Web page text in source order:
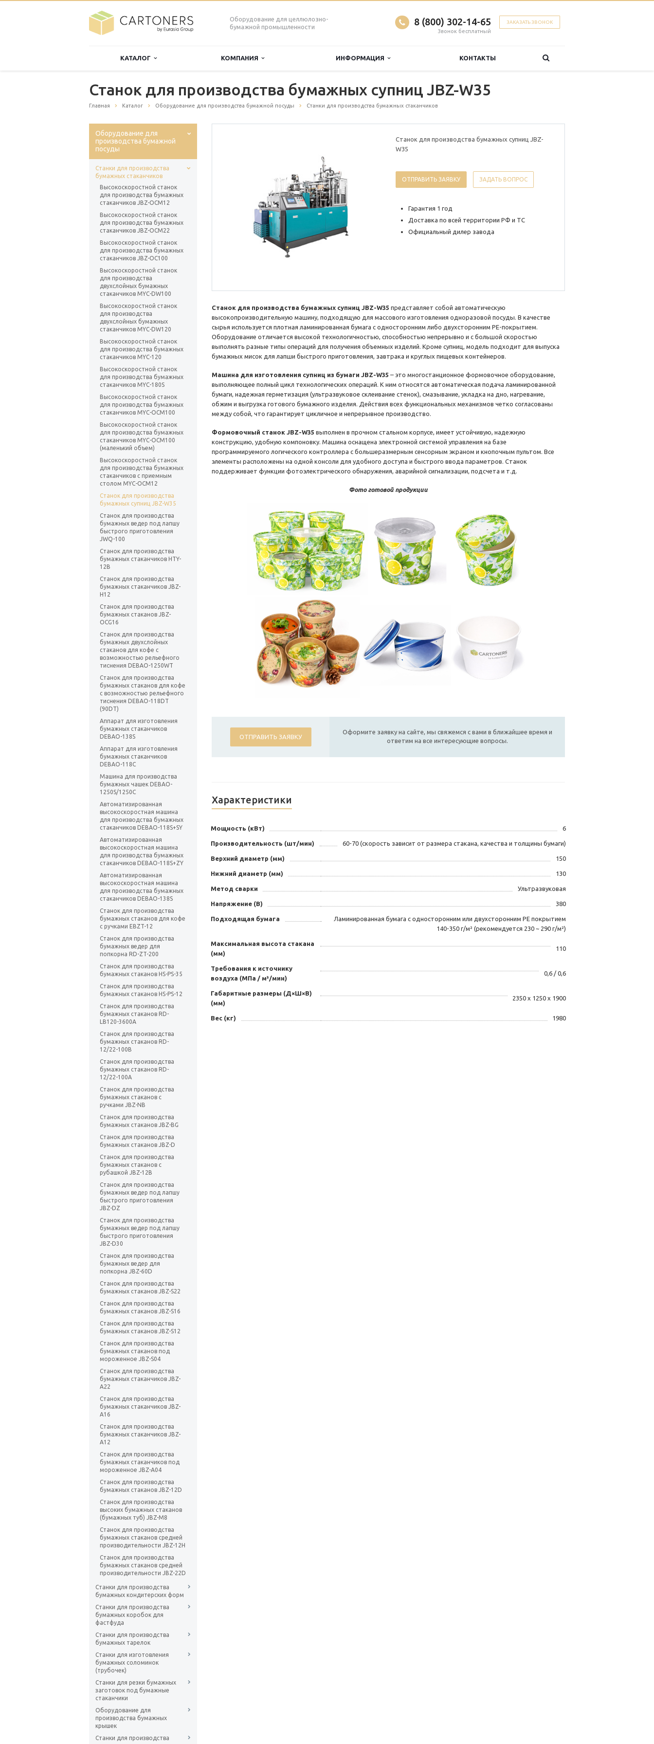
Оборудование для целлюлозно-
бумажной промышленности
ЗАКАЗАТЬ ЗВОНОК
8 (800) 302-14-65
Звонок бесплатный
КАТАЛОГ КОМПАНИЯ ИНФОРМАЦИЯ КОНТАКТЫ
Станок для производства бумажных супниц JBZ-W35
Главная Каталог Оборудование для производства бумажной посуды Станки для производства бумажных стаканчиков
Оборудование для
производства бумажной
посуды
Станки для производства
бумажных стаканчиков
Высокоскоростной станок
для производства бумажных
стаканчиков JBZ-OCM12
Высокоскоростной станок
для производства бумажных
стаканчиков JBZ-OCM22
Высокоскоростной станок
для производства бумажных
стаканчиков JBZ-OC100
Высокоскоростной станок
для производства
двухслойных бумажных
стаканчиков MYC-DW100
Высокоскоростной станок
для производства
двухслойных бумажных
стаканчиков MYC-DW120
Высокоскоростной станок
для производства бумажных
стаканчиков MYC-120
Высокоскоростной станок
для производства бумажных
стаканчиков MYC-180S
Высокоскоростной станок
для производства бумажных
стаканчиков MYC-OCM100
Высокоскоростной станок
для производства бумажных
стаканчиков MYC-OCM100
(маленький объем)
Высокоскоростной станок
для производства бумажных
стаканчиков с приемным
столом MYC-OCM12
Станок для производства
бумажных супниц JBZ-W35
Станок для производства
бумажных ведер под лапшу
быстрого приготовления
JWQ-100
Станок для производства
бумажных стаканчиков HTY-
12B
Станок для производства
бумажных стаканчиков JBZ-
H12
Станок для производства
бумажных стаканов JBZ-
OCG16
Станок для производства
бумажных двухслойных
стаканов для кофе с
возможностью рельефного
тиснения DEBAO-1250WT
Станок для производства
бумажных стаканов для кофе
с возможностью рельефного
тиснения DEBAO-118DT
(90DT)
Аппарат для изготовления
бумажных стаканчиков
DEBAO-138S
Аппарат для изготовления
бумажных стаканчиков
DEBAO-118C
Машина для производства
бумажных чашек DEBAO-
1250S/1250C
Автоматизированная
высокоскоростная машина
для производства бумажных
стаканчиков DEBAO-118S+SY
Автоматизированная
высокоскоростная машина
для производства бумажных
стаканчиков DEBAO-118S+ZY
Автоматизированная
высокоскоростная машина
для производства бумажных
стаканчиков DEBAO-138S
Станок для производства
бумажных стаканов для кофе
с ручками EBZT-12
Станок для производства
бумажных ведер для
попкорна RD-ZT-200
Станок для производства
бумажных стаканов HS-PS-35
Станок для производства
бумажных стаканов HS-PS-12
Станок для производства
бумажных стаканов RD-
LB120-3600A
Станок для производства
бумажных стаканов RD-
12/22-100B
Станок для производства
бумажных стаканов RD-
12/22-100A
Станок для производства
бумажных стаканов с
ручками JBZ-NB
Станок для производства
бумажных стаканов JBZ-BG
Станок для производства
бумажных стаканов JBZ-D
Станок для производства
бумажных стаканов с
рубашкой JBZ-12B
Станок для производства
бумажных ведер под лапшу
быстрого приготовления
JBZ-DZ
Станок для производства
бумажных ведер под лапшу
быстрого приготовления
JBZ-D30
Станок для производства
бумажных ведер для
попкорна JBZ-60D
Станок для производства
бумажных стаканов JBZ-S22
Станок для производства
бумажных стаканов JBZ-S16
Станок для производства
бумажных стаканов JBZ-S12
Станок для производства
бумажных стаканов под
мороженное JBZ-S04
Станок для производства
бумажных стаканчиков JBZ-
A22
Станок для производства
бумажных стаканчиков JBZ-
A16
Станок для производства
бумажных стаканчиков JBZ-
A12
Станок для производства
бумажных стаканчиков под
мороженное JBZ-A04
Станок для производства
бумажных стаканов JBZ-12D
Станок для производства
высоких бумажных стаканов
(бумажных туб) JBZ-M8
Станок для производства
бумажных стаканов средней
производительности JBZ-12H
Станок для производства
бумажных стаканов средней
производительности JBZ-22D
Станки для производства
бумажных кондитерских форм
Станки для производства
бумажных коробок для
фастфуда
Станки для производства
бумажных тарелок
Станки для изготовления
бумажных соломинок
(трубочек)
Станки для резки бумажных
заготовок под бумажные
стаканчики
Оборудование для
производства бумажных
крышек
Станки для производства
Станок для производства бумажных супниц JBZ-
W35
ОТПРАВИТЬ ЗАЯВКУ ЗАДАТЬ ВОПРОС
Гарантия 1 год
Доставка по всей территории РФ и ТС
Официальный дилер завода
Станок для производства бумажных супниц JBZ-W35 представляет собой автоматическую
высокопроизводительную машину, подходящую для массового изготовления одноразовой посуды. В качестве
сырья используется плотная ламинированная бумага с односторонним либо двухсторонним PE-покрытием.
Оборудование отличается высокой технологичностью, способностью непрерывно и с большой скоростью
выполнять разные типы операций для получения объемных изделий. Кроме супниц, модель подходит для выпуска
бумажных мисок для лапши быстрого приготовления, завтрака и круглых пищевых контейнеров.
Машина для изготовления супниц из бумаги JBZ-W35 – это многостанционное формовочное оборудование,
выполняющее полный цикл технологических операций. К ним относятся автоматическая подача ламинированной
бумаги, надежная герметизация (ультразвуковое склеивание стенок), смазывание, укладка на дно, нагревание,
обжим и выгрузка готового бумажного изделия. Действия всех функциональных механизмов четко согласованы
между собой, что гарантирует цикличное и непрерывное производство.
Формовочный станок JBZ-W35 выполнен в прочном стальном корпусе, имеет устойчивую, надежную
конструкцию, удобную компоновку. Машина оснащена электронной системой управления на базе
программируемого логического контроллера с большеразмерным сенсорным экраном и кнопочным пультом. Все
элементы расположены на одной консоли для удобного доступа и быстрого ввода параметров. Станок
поддерживает функции фотоэлектрического обнаружения, аварийной сигнализации, подсчета и т.д.
Фото готовой продукции
ОТПРАВИТЬ ЗАЯВКУ
Оформите заявку на сайте, мы свяжемся с вами в ближайшее время и
ответим на все интересующие вопросы.
Характеристики
Мощность (кВт) 6
Производительность (шт/мин) 60-70 (скорость зависит от размера стакана, качества и толщины бумаги)
Верхний диаметр (мм) 150
Нижний диаметр (мм) 130
Метод сварки Ультразвуковая
Напряжение (В) 380
Подходящая бумага
Ламинированная бумага с односторонним или двухсторонним PE покрытием
140-350 г/м² (рекомендуется 230 ~ 290 г/м²)
Максимальная высота стакана
(мм)
110
Требования к источнику
воздуха (МПа / м³/мин)
0,6 / 0,6
Габаритные размеры (Д×Ш×В)
(мм)
2350 х 1250 х 1900
Вес (кг) 1980